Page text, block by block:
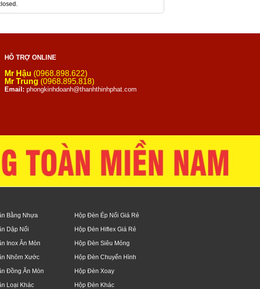
HỖ TRỢ ONLINE
Mr Hậu (0968.898.622)
Mr Trung (0968.895.818)
Email: phongkinhdoanh@thanhthinhphat.com
Bằng Nhựa
Dập Nổi
Inox Ăn Mòn
Nhôm Xước
Đồng Ăn Mòn
Loại Khác
Hộp Đèn Ép Nổi Giá Rẻ
Hộp Đèn Hiflex Giá Rẻ
Hộp Đèn Siêu Mỏng
Hộp Đèn Chuyển Hình
Hộp Đèn Xoay
Hộp Đèn Khác